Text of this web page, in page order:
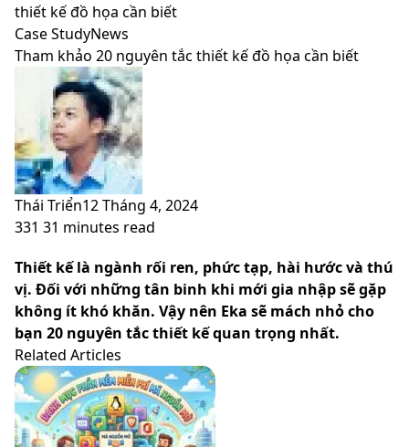
skin
thiết kế đồ họa cần biết
Case StudyNews
Tham khảo 20 nguyên tắc thiết kế đồ họa cần biết
Thái Triển12 Tháng 4, 2024
331 31 minutes read
via
Email
Thiết kế là ngành rối ren, phức tạp, hài hước và thú
vị. Đối với những tân binh khi mới gia nhập sẽ gặp
không ít khó khăn. Vậy nên Eka sẽ mách nhỏ cho
bạn 20 nguyên tắc thiết kế quan trọng nhất.
Related Articles